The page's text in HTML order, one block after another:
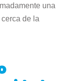
una
de la